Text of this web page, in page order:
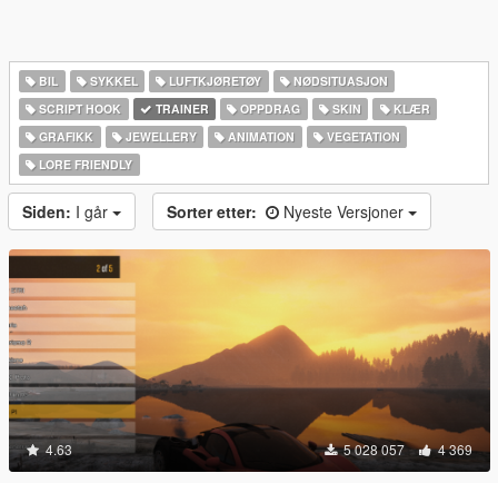
BIL SYKKEL LUFTKJØRETØY
NØDSITUASJON
SCRIPT HOOK
TRAINER OPPDRAG SKIN
KLÆR
GRAFIKK
JEWELLERY ANIMATION
VEGETATION
LORE FRIENDLY
Siden: I går Sorter etter: Nyeste Versjoner
4.63 5 028 057 4 369